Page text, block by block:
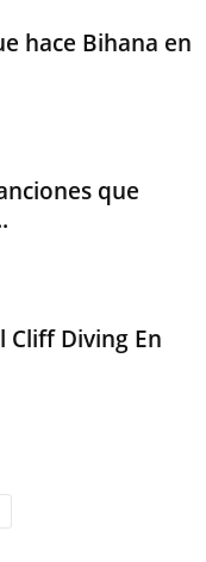
hace Bihana en
que
Cliff Diving En